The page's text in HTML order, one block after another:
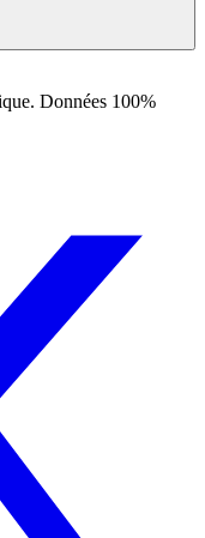
Données 100%